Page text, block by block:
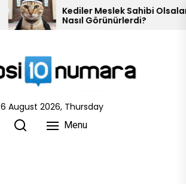
Kediler Meslek Sahibi Olsalar
Nasıl Görünürlerdi?
6 August 2026, Thursday
Menu